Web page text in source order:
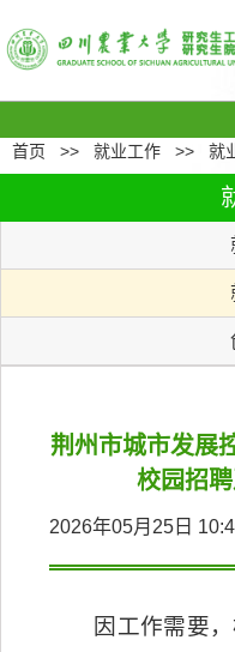
首页 >> 就业工作 >> 就
荆州市城市发展
校园招
2026年05月25日
因工作需要